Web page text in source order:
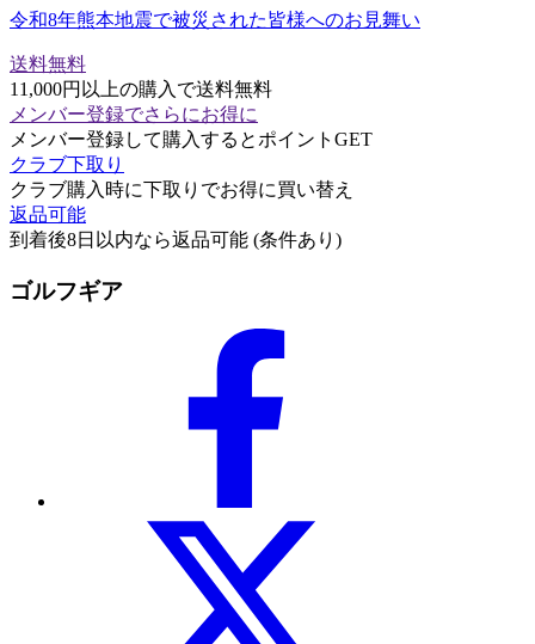
令和8年熊本地震で被災された皆様へのお見舞い
送料無料
11,000円以上の購入で送料無料
メンバー登録でさらにお得に
メンバー登録して購入するとポイントGET
クラブ下取り
クラブ購入時に下取りでお得に買い替え
返品可能
到着後8日以内なら返品可能 (条件あり)
ゴルフギア